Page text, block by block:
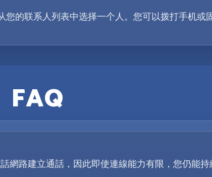
的联系人列表中选择一个人。您可以拨打手机或
FAQ
路建立通話，因此即使連線能力有限，您仍能持